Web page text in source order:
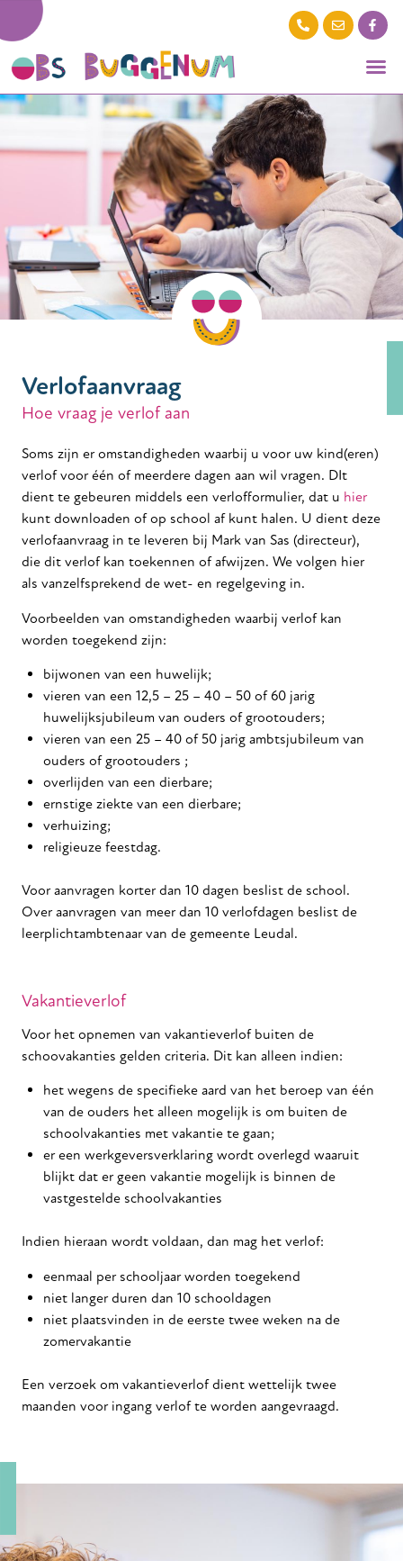
Verlofaanvraag
Hoe vraag je verlof aan
Soms zijn er omstandigheden waarbij u voor uw kind(eren)
verlof voor één of meerdere dagen aan wil vragen. DIt
dient te gebeuren middels een verlofformulier, dat u hier
kunt downloaden of op school af kunt halen. U dient deze
verlofaanvraag in te leveren bij Mark van Sas (directeur),
die dit verlof kan toekennen of afwijzen. We volgen hier
als vanzelfsprekend de wet- en regelgeving in.
Voorbeelden van omstandigheden waarbij verlof kan
worden toegekend zijn:
bijwonen van een huwelijk;
vieren van een 12,5 – 25 – 40 – 50 of 60 jarig
huwelijksjubileum van ouders of grootouders;
vieren van een 25 – 40 of 50 jarig ambtsjubileum van
ouders of grootouders ;
overlijden van een dierbare;
ernstige ziekte van een dierbare;
verhuizing;
religieuze feestdag.
Voor aanvragen korter dan 10 dagen beslist de school.
Over aanvragen van meer dan 10 verlofdagen beslist de
leerplichtambtenaar van de gemeente Leudal.
Vakantieverlof
Voor het opnemen van vakantieverlof buiten de
schoovakanties gelden criteria. Dit kan alleen indien:
het wegens de specifieke aard van het beroep van één
van de ouders het alleen mogelijk is om buiten de
schoolvakanties met vakantie te gaan;
er een werkgeversverklaring wordt overlegd waaruit
blijkt dat er geen vakantie mogelijk is binnen de
vastgestelde schoolvakanties
Indien hieraan wordt voldaan, dan mag het verlof:
eenmaal per schooljaar worden toegekend
niet langer duren dan 10 schooldagen
niet plaatsvinden in de eerste twee weken na de
zomervakantie
Een verzoek om vakantieverlof dient wettelijk twee
maanden voor ingang verlof te worden aangevraagd.